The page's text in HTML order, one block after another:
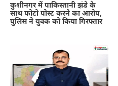
कुशीनगर में पाकिस्तानी झंडे के
साथ फोटो पोस्ट करने का आरोप,
पुलिस ने युवक को किया गिरफ्तार